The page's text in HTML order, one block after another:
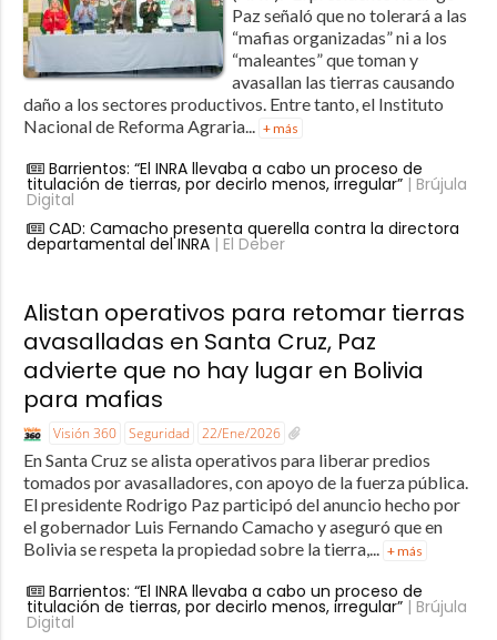
Paz señaló que no tolerará a las
“mafias organizadas” ni a los
“maleantes” que toman y
avasallan las tierras causando
daño a los sectores productivos. Entre tanto, el Instituto
Nacional de Reforma Agraria... + más
Barrientos: “El INRA llevaba a cabo un proceso de
titulación de tierras, por decirlo menos, irregular”| Brújula
Digital
CAD: Camacho presenta querella contra la directora
departamental del INRA| El Deber
Alistan operativos para retomar tierras
avasalladas en Santa Cruz, Paz
advierte que no hay lugar en Bolivia
para mafias
Visión 360 Seguridad 22/Ene/2026
En Santa Cruz se alista operativos para liberar predios
tomados por avasalladores, con apoyo de la fuerza pública.
El presidente Rodrigo Paz participó del anuncio hecho por
el gobernador Luis Fernando Camacho y aseguró que en
Bolivia se respeta la propiedad sobre la tierra,...
+ más
Barrientos: “El INRA llevaba a cabo un proceso de
titulación de tierras, por decirlo menos, irregular”| Brújula
Digital